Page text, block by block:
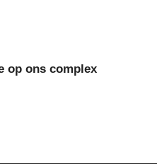
op ons complex